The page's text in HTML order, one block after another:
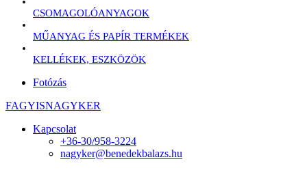
CSOMAGOLÓANYAGOK
MŰANYAG ÉS PAPÍR TERMÉKEK
KELLÉKEK, ESZKÖZÖK
Fotózás
FAGYISNAGYKER
Kapcsolat
+36-30/958-3224
nagyker@benedekbalazs.hu